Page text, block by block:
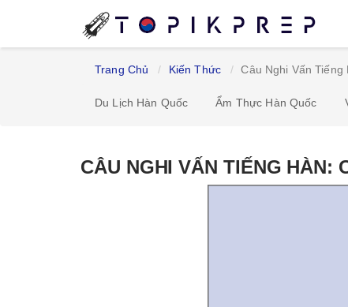
Trang Chủ Kiến Thức Câu Nghi Vấn
Du Lịch Hàn Quốc Ẩm Thực Hàn Quốc
CÂU NGHI VẤN TIẾNG HÀN: